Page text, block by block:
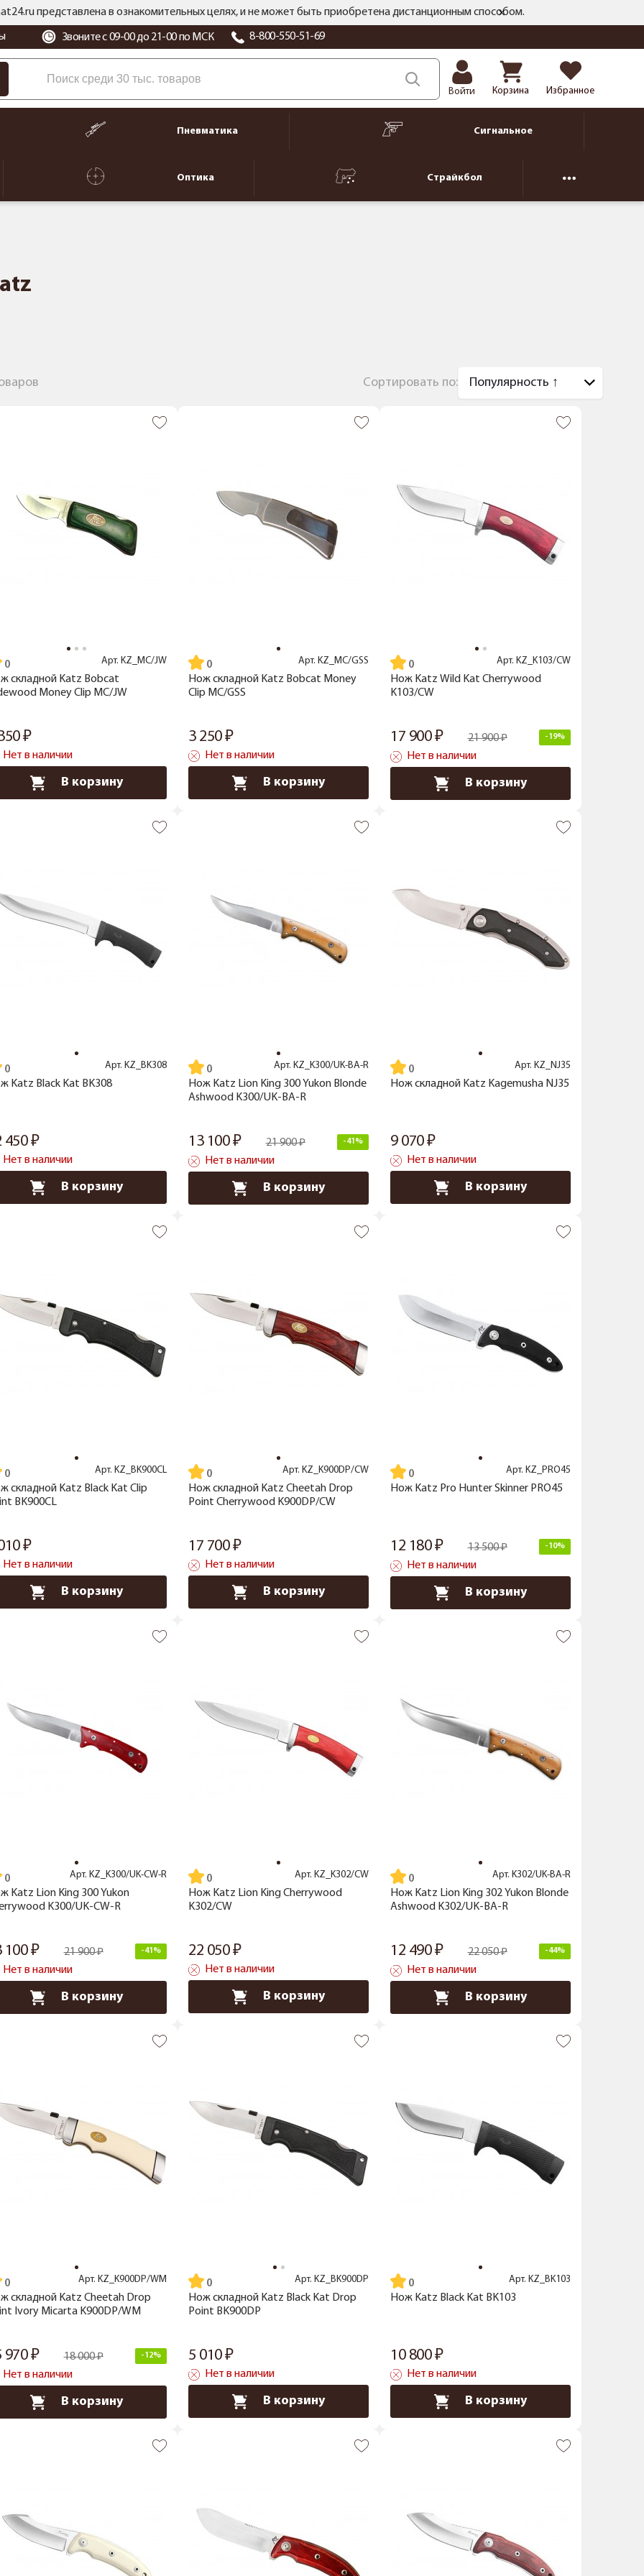
представлена в ознакомительных целях, и не может быть приобретена дистанционным способом.
Звоните с 09-00 до 21-00 по МСК 8-800-550-51-69
Войти Корзина Избранное
Пневматика Сигнальное
Оптика Страйкбол
Сортировать по:
Арт. KZ_MC/JW
складной Katz Bobcat
Money Clip MC/JW
Нет в наличии
В корзину
Арт. KZ_MC/GSS
Нож складной Katz Bobcat Money
Clip MC/GSS
3 250
Нет в наличии
В корзину
Арт. KZ_K103/CW
Нож Katz Wild Kat Cherrywood
K103/CW
17 900 21 900 -19%
Нет в наличии
В корзину
Арт. KZ_BK308
Katz Black Kat BK308
450
Нет в наличии
В корзину
Арт. KZ_K300/UK-BA-R
Нож Katz Lion King 300 Yukon Blonde
Ashwood K300/UK-BA-R
13 100 21 900 -41%
Нет в наличии
В корзину
Арт. KZ_NJ35
Нож складной Katz Kagemusha NJ35
9 070
Нет в наличии
В корзину
Арт. KZ_BK900CL
складной Katz Black Kat Clip
BK900CL
Нет в наличии
В корзину
Арт. KZ_K900DP/CW
Нож складной Katz Cheetah Drop
Point Cherrywood K900DP/CW
17 700
Нет в наличии
В корзину
Арт. KZ_PRO45
Нож Katz Pro Hunter Skinner PRO45
12 180 13 500 -10%
Нет в наличии
В корзину
Арт. KZ_K300/UK-CW-R
Katz Lion King 300 Yukon
K300/UK-CW-R
100 21 900 -41%
Нет в наличии
В корзину
Арт. KZ_K302/CW
Нож Katz Lion King Cherrywood
K302/CW
22 050
Нет в наличии
В корзину
Арт. K302/UK-BA-R
Нож Katz Lion King 302 Yukon Blonde
Ashwood K302/UK-BA-R
12 490 22 050 -44%
Нет в наличии
В корзину
Арт. KZ_K900DP/WM
складной Katz Cheetah Drop
Ivory Micarta K900DP/WM
970 18 000 -12%
Нет в наличии
В корзину
Арт. KZ_BK900DP
Нож складной Katz Black Kat Drop
Point BK900DP
5 010
Нет в наличии
В корзину
Арт. KZ_BK103
Нож Katz Black Kat BK103
10 800
Нет в наличии
В корзину